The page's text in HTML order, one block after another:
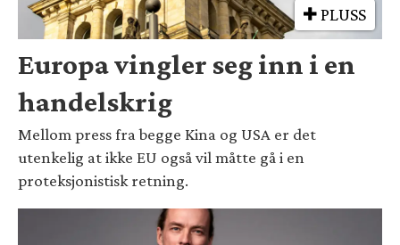
PLUSS
Europa vingler seg inn i en
handelskrig
Mellom press fra begge Kina og USA er det
utenkelig at ikke EU også vil måtte gå i en
proteksjonistisk retning.